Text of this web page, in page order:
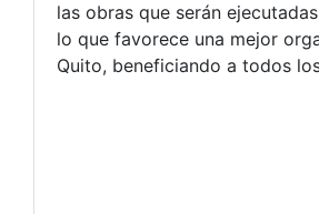
las obras que serán
lo que favorece una mejor
Quito, beneficiando a todos